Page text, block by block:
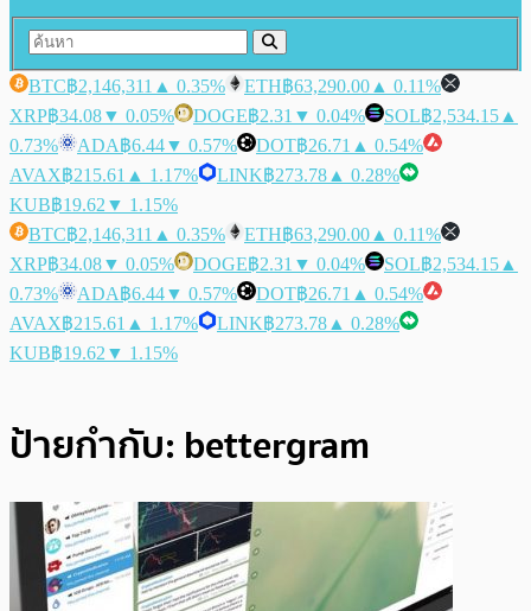
BTC฿2,146,311 ▲ 0.35% ETH฿63,290.00 ▲ 0.11%
XRP฿34.08▼ 0.05% DOGE฿2.31 ▼ 0.04% SOL฿2,534.15 ▲
0.73%
ADA฿6.44▼ 0.57% DOT฿26.71 ▲ 0.54%
AVAX฿215.61 ▲ 1.17% LINK฿273.78 ▲ 0.28%
KUB฿19.62 ▼ 1.15%
BTC฿2,146,311 ▲ 0.35% ETH฿63,290.00 ▲ 0.11%
XRP฿34.08▼ 0.05% DOGE฿2.31 ▼ 0.04% SOL฿2,534.15 ▲
0.73%
ADA฿6.44▼ 0.57% DOT฿26.71 ▲ 0.54%
AVAX฿215.61 ▲ 1.17% LINK฿273.78 ▲ 0.28%
KUB฿19.62 ▼ 1.15%
ป้ายกำกับ: bettergram